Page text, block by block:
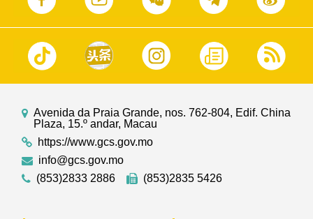
Avenida da Praia Grande, nos. 762-804, Edif. China
Plaza, 15.º andar, Macau
https://www.gcs.gov.mo
info@gcs.gov.mo
(853)2833 2886
(853)2835 5426